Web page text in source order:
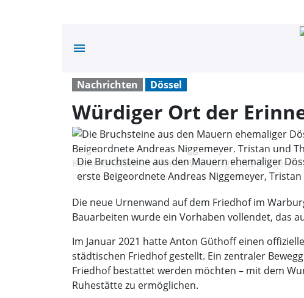
menu
Nachrichten Dössel
Würdiger Ort der
Die Bruchsteine aus den Mauern ehemaliger
erste Beigeordnete Andreas Niggemeyer,
dem Dösseler Friedhof. (Foto: Stadt Warburg)
Die neue Urnenwand auf dem Friedhof im
Bauarbeiten wurde ein Vorhaben vollendet, das
Im Januar 2021 hatte Anton Güthoff einen
städtischen Friedhof gestellt. Ein zentraler
Friedhof bestattet werden möchten – mit dem
Ruhestätte zu ermöglichen.